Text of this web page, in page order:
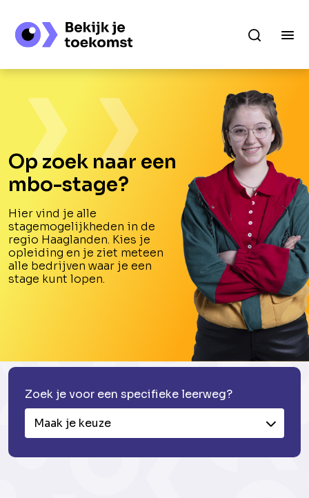
Op zoek naar een
mbo-stage?
Hier vind je alle
stagemogelijkheden in de
regio Haaglanden. Kies je
opleiding en je ziet meteen
alle bedrijven waar je een
stage kunt lopen.
Zoek je voor een specifieke leerweg?
Maak je keuze